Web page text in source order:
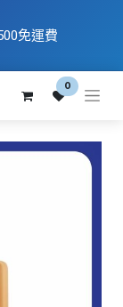
免運費
0